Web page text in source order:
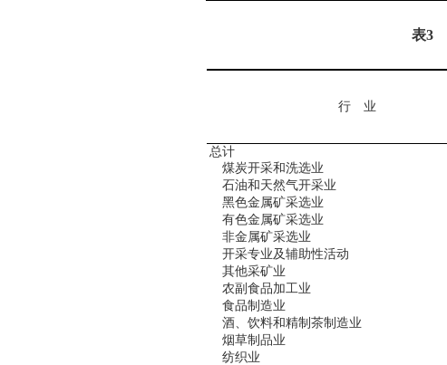
表3
行 业
总计
煤炭开采和洗选业
石油和天然气开采业
黑色金属矿采选业
有色金属矿采选业
非金属矿采选业
开采专业及辅助性活动
其他采矿业
农副食品加工业
食品制造业
酒、饮料和精制茶制造业
烟草制品业
纺织业